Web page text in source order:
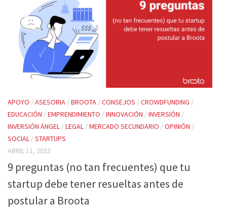
APOYO /ASESORIA /BROOTA /CONSEJOS /CROWDFUNDING /
EDUCACIÓN /EMPRENDIMIENTO /INNOVACIÓN /INVERSIÓN /
INVERSIÓN ÁNGEL /LEGAL /MERCADO SECUNDARIO /OPINIÓN /
SOCIAL /STARTUPS
ABRIL 11, 2023
9 preguntas (no tan frecuentes) que tu
startup debe tener resueltas antes de
postular a Broota